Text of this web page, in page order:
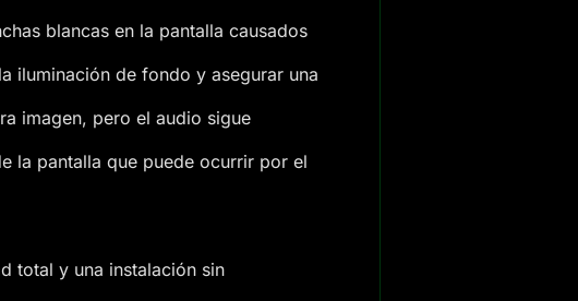
blancas en la pantalla causados
iluminación de fondo y asegurar una
imagen, pero el audio sigue
la pantalla que puede ocurrir por el
total y una instalación sin